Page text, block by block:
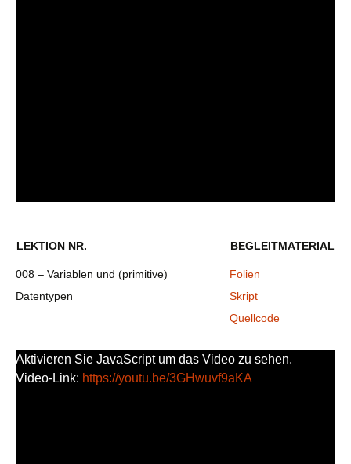
LEKTION NR. BEGLEITMATERIAL
008 – Variablen und (primitive)
Datentypen
Folien
Skript
Quellcode
Aktivieren Sie JavaScript um das Video zu sehen.
Video-Link: https://youtu.be/3GHwuvf9aKA